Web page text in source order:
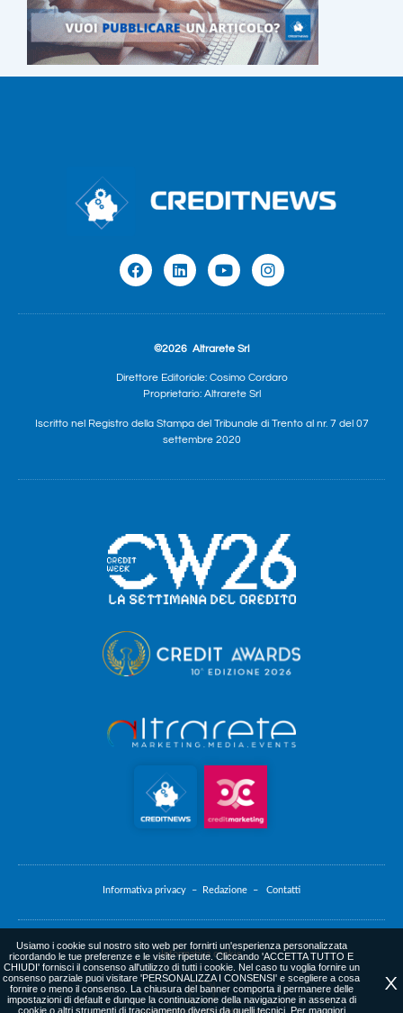
©2026 Altrarete Srl
Direttore Editoriale: Cosimo Cordaro
Proprietario: Altrarete Srl
Iscritto nel Registro della Stampa del Tribunale di Trento al nr. 7 del 07
settembre 2020
Informativa privacy – Redazione – Contatti
Informativa cookie
X
Usiamo i cookie sul nostro sito web per fornirti un'esperienza personalizzata
ricordando le tue preferenze e le visite ripetute. Cliccando 'ACCETTA TUTTO E
CHIUDI' fornisci il consenso all'utilizzo di tutti i cookie. Nel caso tu voglia fornire un
consenso parziale puoi visitare 'PERSONALIZZA I CONSENSI' e scegliere a cosa
fornire o meno il consenso. La chiusura del banner comporta il permanere delle
impostazioni di default e dunque la continuazione della navigazione in assenza di
cookie o altri strumenti di tracciamento diversi da quelli tecnici. Per maggiori